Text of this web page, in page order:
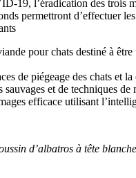
19, l’éradication des trois
permettront d’effectuer
pour chats destiné à
de piégeage des chats et
sauvages et de techniques
efficace utilisant
d’albatros à tête